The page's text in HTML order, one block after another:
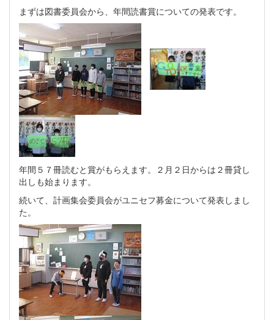
まずは図書委員会から、年間読書賞についての発表です。
年間５７冊読むと賞がもらえます。２月２日からは２冊貸し
出しも始まります。
続いて、計画集会委員会がユニセフ募金について発表しまし
た。